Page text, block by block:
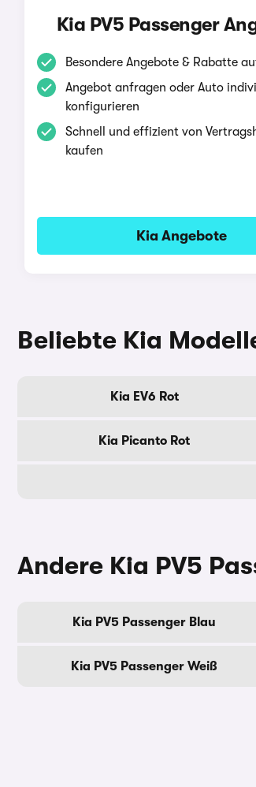
Kia PV5 Passenger
Besondere Angebote & Rabatte
Angebot anfragen oder Auto
konfigurieren
Schnell und effizient von
kaufen
Kia Angebote
Beliebte Kia
Kia EV6 Rot
Kia Picanto Rot
Andere Kia PV5
Kia PV5 Passenger Blau
Kia PV5 Passenger Weiß